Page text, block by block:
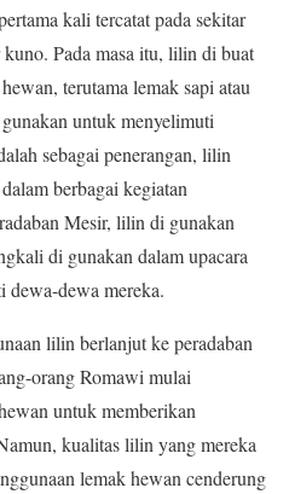
kali tercatat pada sekitar
Pada masa itu, lilin di buat
terutama lemak sapi atau
untuk menyelimuti
sebagai penerangan, lilin
berbagai kegiatan
Mesir, lilin di gunakan
di gunakan dalam upacara
dewa-dewa mereka.
lilin berlanjut ke peradaban
orang Romawi mulai
untuk memberikan
kualitas lilin yang mereka
lemak hewan cenderung